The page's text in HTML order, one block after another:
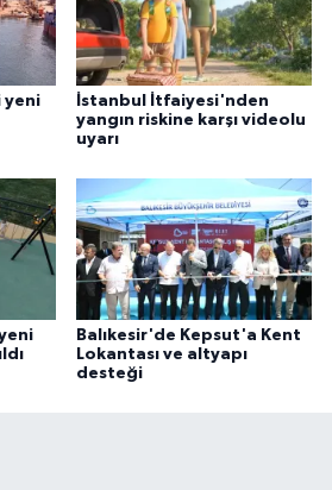
yeni
İstanbul İtfaiyesi'nden
yangın riskine karşı videolu
uyarı
Balıkesir'de Kepsut'a Kent
Lokantası ve altyapı
desteği